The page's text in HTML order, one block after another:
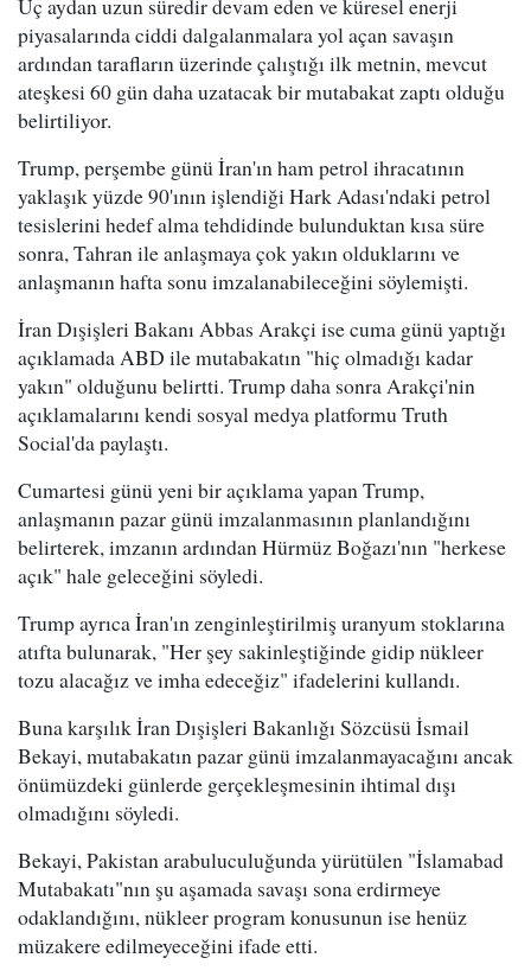
Üç aydan uzun süredir devam eden ve küresel enerji
piyasalarında ciddi dalgalanmalara yol açan savaşın
ardından tarafların üzerinde çalıştığı ilk metnin, mevcut
ateşkesi 60 gün daha uzatacak bir mutabakat zaptı olduğu
belirtiliyor.
Trump, perşembe günü İran'ın ham petrol ihracatının
yaklaşık yüzde 90'ının işlendiği Hark Adası'ndaki petrol
tesislerini hedef alma tehdidinde bulunduktan kısa süre
sonra, Tahran ile anlaşmaya çok yakın olduklarını ve
anlaşmanın hafta sonu imzalanabileceğini söylemişti.
İran Dışişleri Bakanı Abbas Arakçi ise cuma günü yaptığı
açıklamada ABD ile mutabakatın "hiç olmadığı kadar
yakın" olduğunu belirtti. Trump daha sonra Arakçi'nin
açıklamalarını kendi sosyal medya platformu Truth
Social'da paylaştı.
Cumartesi günü yeni bir açıklama yapan Trump,
anlaşmanın pazar günü imzalanmasının planlandığını
belirterek, imzanın ardından Hürmüz Boğazı'nın "herkese
açık" hale geleceğini söyledi.
Trump ayrıca İran'ın zenginleştirilmiş uranyum stoklarına
atıfta bulunarak, "Her şey sakinleştiğinde gidip nükleer
tozu alacağız ve imha edeceğiz" ifadelerini kullandı.
Buna karşılık İran Dışişleri Bakanlığı Sözcüsü İsmail
Bekayi, mutabakatın pazar günü imzalanmayacağını ancak
önümüzdeki günlerde gerçekleşmesinin ihtimal dışı
olmadığını söyledi.
Bekayi, Pakistan arabuluculuğunda yürütülen "İslamabad
Mutabakatı"nın şu aşamada savaşı sona erdirmeye
odaklandığını, nükleer program konusunun ise henüz
müzakere edilmeyeceğini ifade etti.